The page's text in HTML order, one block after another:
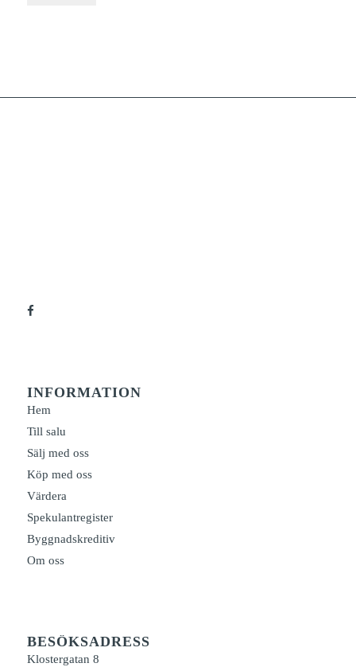
INFORMATION
Hem
Till salu
Sälj med oss
Köp med oss
Värdera
Spekulantregister
Byggnadskreditiv
Om oss
BESÖKSADRESS
Klostergatan 8